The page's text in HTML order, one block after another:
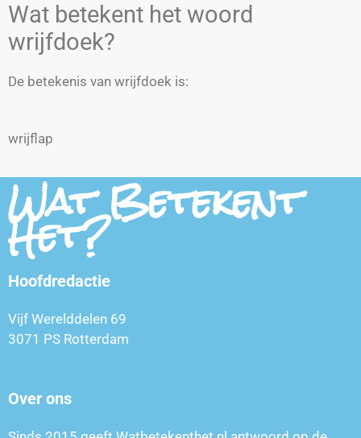
Wat betekent het woord
wrijfdoek?
De betekenis van wrijfdoek is:
wrijflap
Wat Betekent
Het?
Hoofdredactie
Vijf Werelddelen 69
3071 PS Rotterdam
Over ons